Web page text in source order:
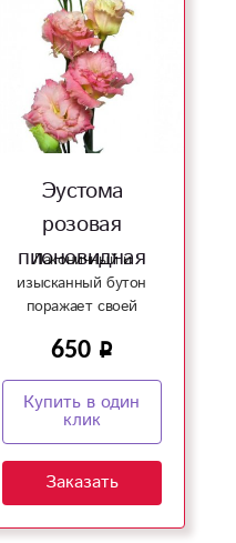
Эустома
розовая
пионовидная
Лаконичный и
изысканный бутон
поражает своей
совершенством!
650
Купить в один
клик
Заказать